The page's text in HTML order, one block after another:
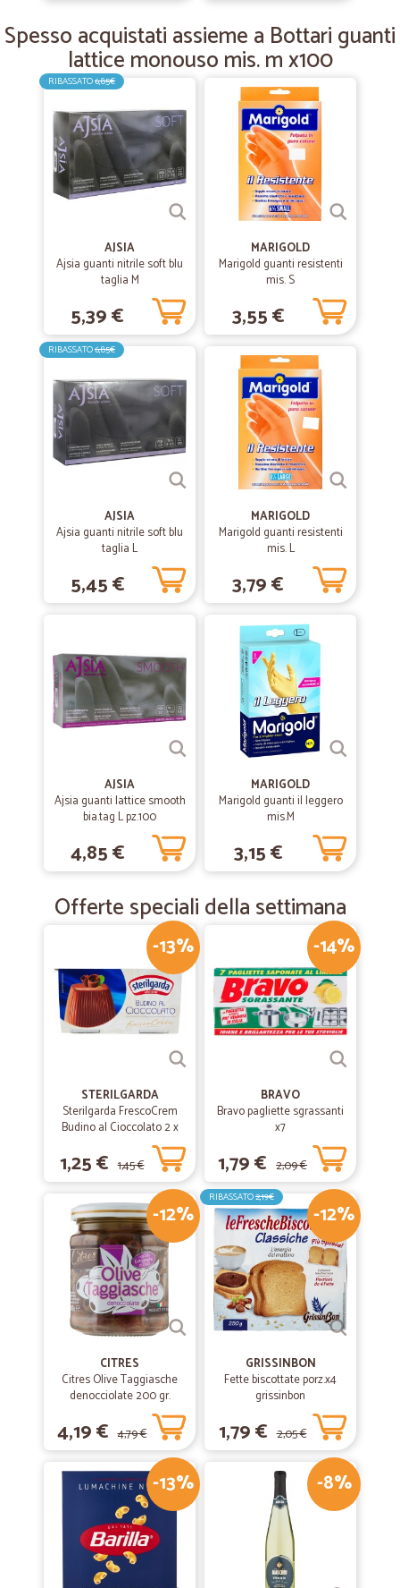
professionale
Perfetti!!!
Perfetti!!!
08/02/2020
Paola B.
Ottimi prezzi,ottimo servizio,consegne…
Ottimi prezzi,ottimo servizio,consegne veloci,bravi.
20/01/2020
Georges V.
prodoti exelenti
prodoti exelenti
Spesso acquistati assieme a Bottari guanti
lattice monouso mis. m x100
RIBASSATO6,85€
AJSIA
Ajsia guanti nitrile soft blu
taglia M
5,39 €
MARIGOLD
Marigold guanti resistenti
mis. S
3,55 €
RIBASSATO6,85€
AJSIA
Ajsia guanti nitrile soft blu
taglia L
5,45 €
MARIGOLD
Marigold guanti resistenti
mis. L
3,79 €
AJSIA
Ajsia guanti lattice smooth
bia.tag L pz.100
4,85 €
MARIGOLD
Marigold guanti il leggero
mis.M
3,15 €
Offerte speciali della settimana
-13%
STERILGARDA
Sterilgarda FrescoCrem
Budino al Cioccolato 2 x
1,25 € 1,45 €
-14%
BRAVO
Bravo pagliette sgrassanti
x7
1,79 € 2,09 €
-12%
CITRES
Citres Olive Taggiasche
denocciolate 200 gr.
4,19 € 4,79 €
-12%
RIBASSATO2,19€
GRISSINBON
Fette biscottate porz.x4
grissinbon
1,79 € 2,05 €
-13% -8%